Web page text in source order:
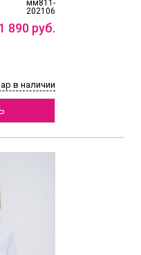
мм811-
202106
1 890 руб.
в наличии